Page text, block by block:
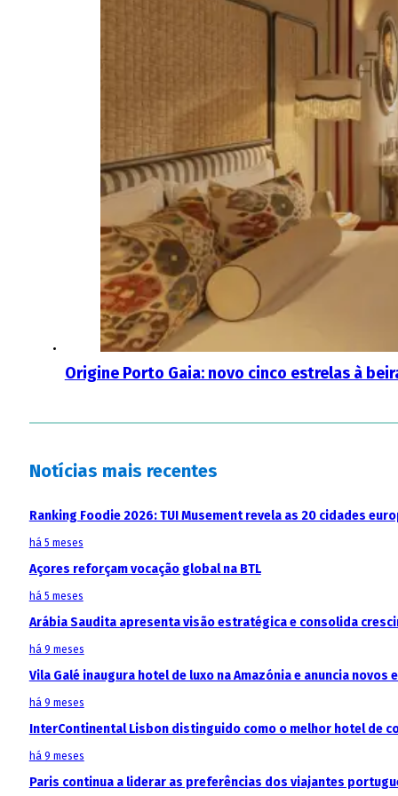
Origine Porto Gaia: novo cinco estrelas à
Notícias mais recentes
Ranking Foodie 2026: TUI Musement revela as 20 cidades
há 5 meses
Açores reforçam vocação global na BTL
há 5 meses
Arábia Saudita apresenta visão estratégica e consolida
há 9 meses
Vila Galé inaugura hotel de luxo na Amazónia e anuncia
há 9 meses
InterContinental Lisbon distinguido como o melhor hotel de
há 9 meses
Paris continua a liderar as preferências dos viajantes